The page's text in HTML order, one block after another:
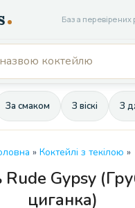
База перевірених
За смаком З віскі З
» Коктейлі з текілою »
Rude Gypsy
циганка)
Кількість